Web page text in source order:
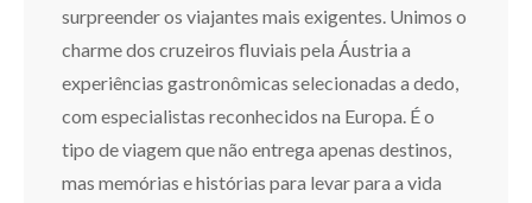
surpreender os viajantes mais exigentes. Unimos o
charme dos cruzeiros fluviais pela Áustria a
experiências gastronômicas selecionadas a dedo,
com especialistas reconhecidos na Europa. É o
tipo de viagem que não entrega apenas destinos,
mas memórias e histórias para levar para a vida